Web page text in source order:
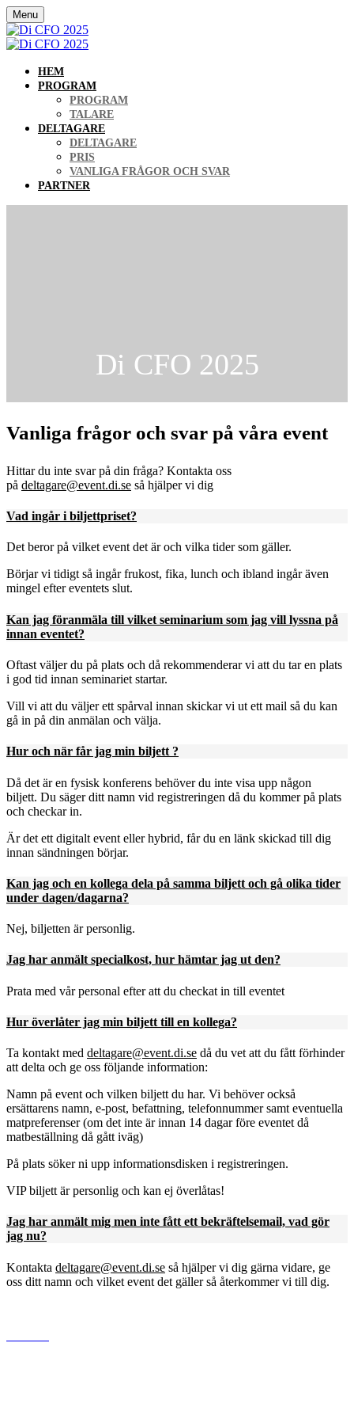
Menu
HEM
PROGRAM
PROGRAM
TALARE
DELTAGARE
DELTAGARE
PRIS
VANLIGA FRÅGOR OCH SVAR
PARTNER
Di CFO 2025
Vanliga frågor och svar på våra event
Hittar du inte svar på din fråga? Kontakta oss
på deltagare@event.di.se så hjälper vi dig
Vad ingår i biljettpriset?
Det beror på vilket event det är och vilka tider som gäller.
Börjar vi tidigt så ingår frukost, fika, lunch och ibland ingår även
mingel efter eventets slut.
Kan jag föranmäla till vilket seminarium som jag vill lyssna på
innan eventet?
Oftast väljer du på plats och då rekommenderar vi att du tar en plats
i god tid innan seminariet startar.
Vill vi att du väljer ett spårval innan skickar vi ut ett mail så du kan
gå in på din anmälan och välja.
Hur och när får jag min biljett ?
Då det är en fysisk konferens behöver du inte visa upp någon
biljett. Du säger ditt namn vid registreringen då du kommer på plats
och checkar in.
Är det ett digitalt event eller hybrid, får du en länk skickad till dig
innan sändningen börjar.
Kan jag och en kollega dela på samma biljett och gå olika tider
under dagen/dagarna?
Nej, biljetten är personlig.
Jag har anmält specialkost, hur hämtar jag ut den?
Prata med vår personal efter att du checkat in till eventet
Hur överlåter jag min biljett till en kollega?
Ta kontakt med deltagare@event.di.se då du vet att du fått förhinder
att delta och ge oss följande information:
Namn på event och vilken biljett du har. Vi behöver också
ersättarens namn, e-post, befattning, telefonnummer samt eventuella
matpreferenser (om det inte är innan 14 dagar före eventet då
matbeställning då gått iväg)
På plats söker ni upp informationsdisken i registreringen.
VIP biljett är personlig och kan ej överlåtas!
Jag har anmält mig men inte fått ett bekräftelsemail, vad gör
jag nu?
Kontakta deltagare@event.di.se så hjälper vi dig gärna vidare, ge
oss ditt namn och vilket event det gäller så återkommer vi till dig.